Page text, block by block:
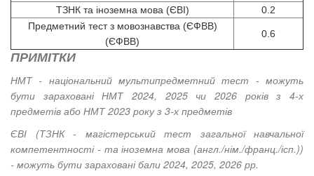
ТЗНК та іноземна мова (ЄВІ)
0.2
Предметний тест з мовознавства (ЄФВВ)
(ЄФВВ)
0.6
ПРИМІТКИ
НМТ - національний мультипредметний тест - можуть
бути зараховані НМТ 2024, 2025 чи 2026 років з 4-х
предметів або НМТ 2023 року з 3-х предметів
ЄВІ (ТЗНК - магістерський тест загальної навчальної
компетентності - та іноземна мова (англ./нім./франц./ісп.))
- можуть бути зараховані бали 2024, 2025, 2026 рр.